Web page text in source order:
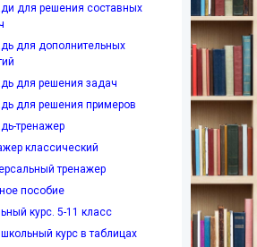
для решения составных
для дополнительных
для решения задач
для решения примеров
тренажер
классический
тренажер
пособие
курс. 5-11 класс
курс в таблицах